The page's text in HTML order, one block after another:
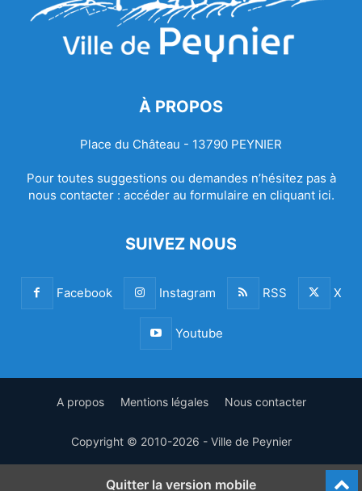
À PROPOS
Place du Château - 13790 PEYNIER
Pour toutes suggestions ou demandes n’hésitez pas à
nous contacter : accéder au formulaire en cliquant ici.
SUIVEZ NOUS
Facebook Instagram RSS X
Youtube
A propos Mentions légales Nous contacter
Copyright © 2010-2026 - Ville de Peynier
Quitter la version mobile